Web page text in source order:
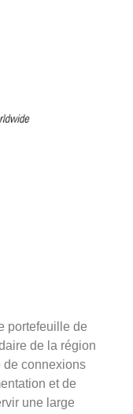
portefeuille de
de la région
de connexions
et de
une large